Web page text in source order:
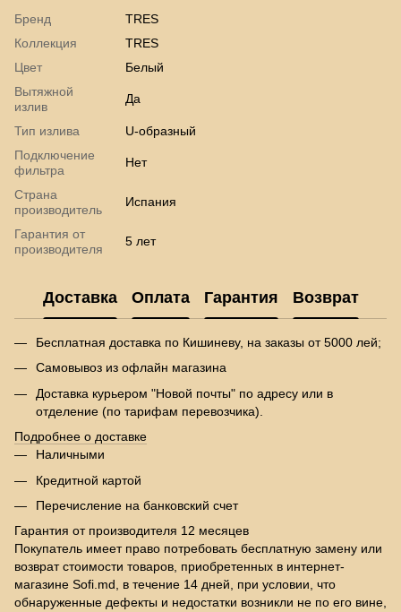
Бренд
TRES
Коллекция
TRES
Цвет
Белый
Вытяжной
излив
Да
Тип излива
U-образный
Подключение
фильтра
Нет
Страна
производитель
Испания
Гарантия от
производителя
5 лет
Доставка Оплата Гарантия Возврат
Бесплатная доставка по Кишиневу, на заказы от 5000 лей;
Самовывоз из офлайн магазина
Доставка курьером "Новой почты" по адресу или в
отделение (по тарифам перевозчика).
Подробнее о доставке
Наличными
Кредитной картой
Перечисление на банковский счет
Гарантия от производителя 12 месяцев
Покупатель имеет право потребовать бесплатную замену или
возврат стоимости товаров, приобретенных в интернет-
магазине Sofi.md, в течение 14 дней, при условии, что
обнаруженные дефекты и недостатки возникли не по его вине,